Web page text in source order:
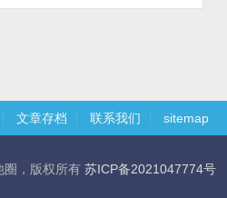
文章存档 联系我们 sitemap
，版权所有 苏ICP备2021047774号